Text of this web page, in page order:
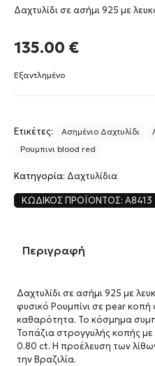
Δαχτυλίδι σε ασήμι 925 με
135.00 €
Εξαντλημένο
Ετικέτες: Ασημένιο Δαχτυλίδι
Ρουμπινι blood red
Κατηγορία: Δαχτυλίδια
ΚΩΔΙΚΌΣ ΠΡΟΪΌΝΤΟΣ: A8413
Περιγραφή
Δαχτυλίδι σε ασήμι 925 με
φυσικό Ρουμπίνι σε pear
καθαρότητα. Το κόσμημα
Τοπάζια στρογγυλής κοπής
0.80 ct. Η προέλευση των
την Βραζιλία.